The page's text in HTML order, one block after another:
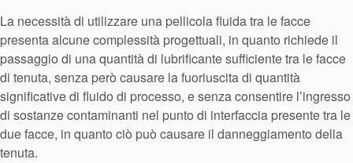
La necessità di utilizzare una pellicola fluida tra le facce
presenta alcune complessità progettuali, in quanto richiede il
passaggio di una quantità di lubrificante sufficiente tra le facce
di tenuta, senza però causare la fuoriuscita di quantità
significative di fluido di processo, e senza consentire l’ingresso
di sostanze contaminanti nel punto di interfaccia presente tra le
due facce, in quanto ciò può causare il danneggiamento della
tenuta.